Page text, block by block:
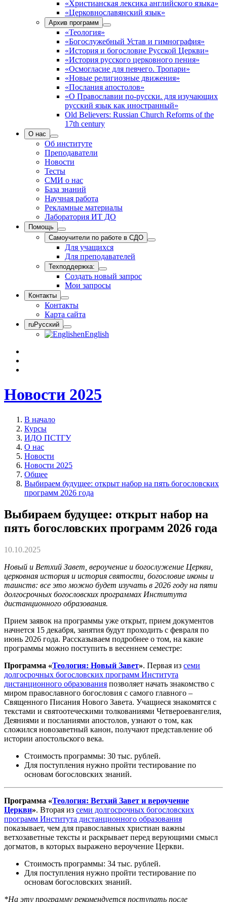
«Христианская лексика английского языка»
«Церковнославянский язык»
Архив программ
«Теология»
«Богослужебный Устав и гимнография»
«История и богословие Русской Церкви»
«История русского церковного пения»
«Осмогласие для певчего. Тропари»
«Новые религиозные движения»
«Послания апостолов»
«О Православии по-русски. для изучающих
русский язык как иностранный»
Old Believers: Russian Church Reforms of the
17th century
О нас
Об институте
Преподаватели
Новости
Тесты
СМИ о нас
База знаний
Научная работа
Рекламные материалы
Лаборатория ИТ ДО
Помощь
Самоучители по работе в СДО
Для учащихся
Для преподавателей
Техподдержка:
Создать новый запрос
Мои запросы
Контакты
Контакты
Карта сайта
ruРусский
enEnglish
Новости 2025
В начало
Курсы
ИДО ПСТГУ
О нас
Новости
Новости 2025
Общее
Выбираем будущее: открыт набор на пять богословских
программ 2026 года
Выбираем будущее: открыт набор на
пять богословских программ 2026 года
10.10.2025
Новый и Ветхий Завет, вероучение и богослужение Церкви,
церковная история и история святости, богословие иконы и
таинств: все это можно будет изучать в 2026 году на пяти
долгосрочных богословских программах Института
дистанционного образования.
Прием заявок на программы уже открыт, прием документов
начнется 15 декабря, занятия будут проходить с февраля по
июнь 2026 года. Рассказываем подробнее о том, на какие
программы можно поступить в весеннем семестре:
Программа «Теология: Новый Завет». Первая из семи
долгосрочных богословских программ Института
дистанционного образования позволяет начать знакомство с
миром православного богословия с самого главного –
Священного Писания Нового Завета. Учащиеся знакомятся с
текстами и святоотеческими толкованиями Четвероевангелия,
Деяниями и посланиями апостолов, узнают о том, как
сложился новозаветный канон, получают представление об
истории апостольского века.
Стоимость программы: 30 тыс. рублей.
Для поступления нужно пройти тестирование по
основам богословских знаний.
Программа «Теология: Ветхий Завет и вероучение
Церкви». Вторая из семи долгосрочных богословских
программ Института дистанционного образования
показывает, чем для православных христиан важны
ветхозаветные тексты и раскрывает перед верующими смысл
догматов, в которых выражено вероучение Церкви.
Стоимость программы: 34 тыс. рублей.
Для поступления нужно пройти тестирование по
основам богословских знаний.
*На эту программу рекомендуется поступать после